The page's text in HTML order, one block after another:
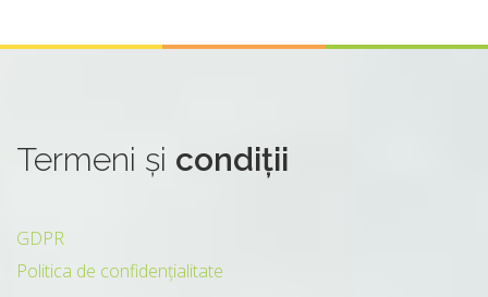
Termeni și condiții
GDPR
Politica de confidențialitate